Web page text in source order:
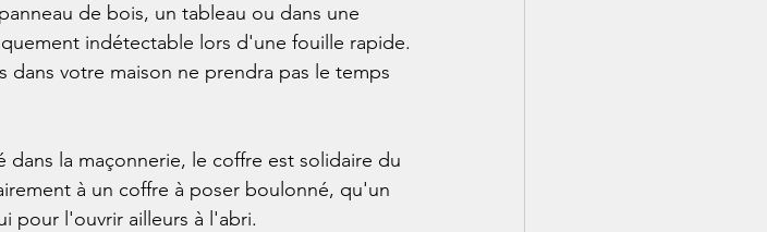
de bois, un tableau ou dans une
indétectable lors d'une fouille rapide.
dans votre maison ne prendra pas le temps
la maçonnerie, le coffre est solidaire du
à un coffre à poser boulonné, qu'un
pour l'ouvrir ailleurs à l'abri.